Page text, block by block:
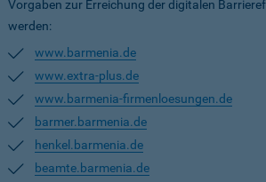
Vorgaben zur Erreichung der digitalen
werden:
www.barmenia.de
www.extra-plus.de
www.barmenia-firmenloesungen.de
barmer.barmenia.de
henkel.barmenia.de
beamte.barmenia.de